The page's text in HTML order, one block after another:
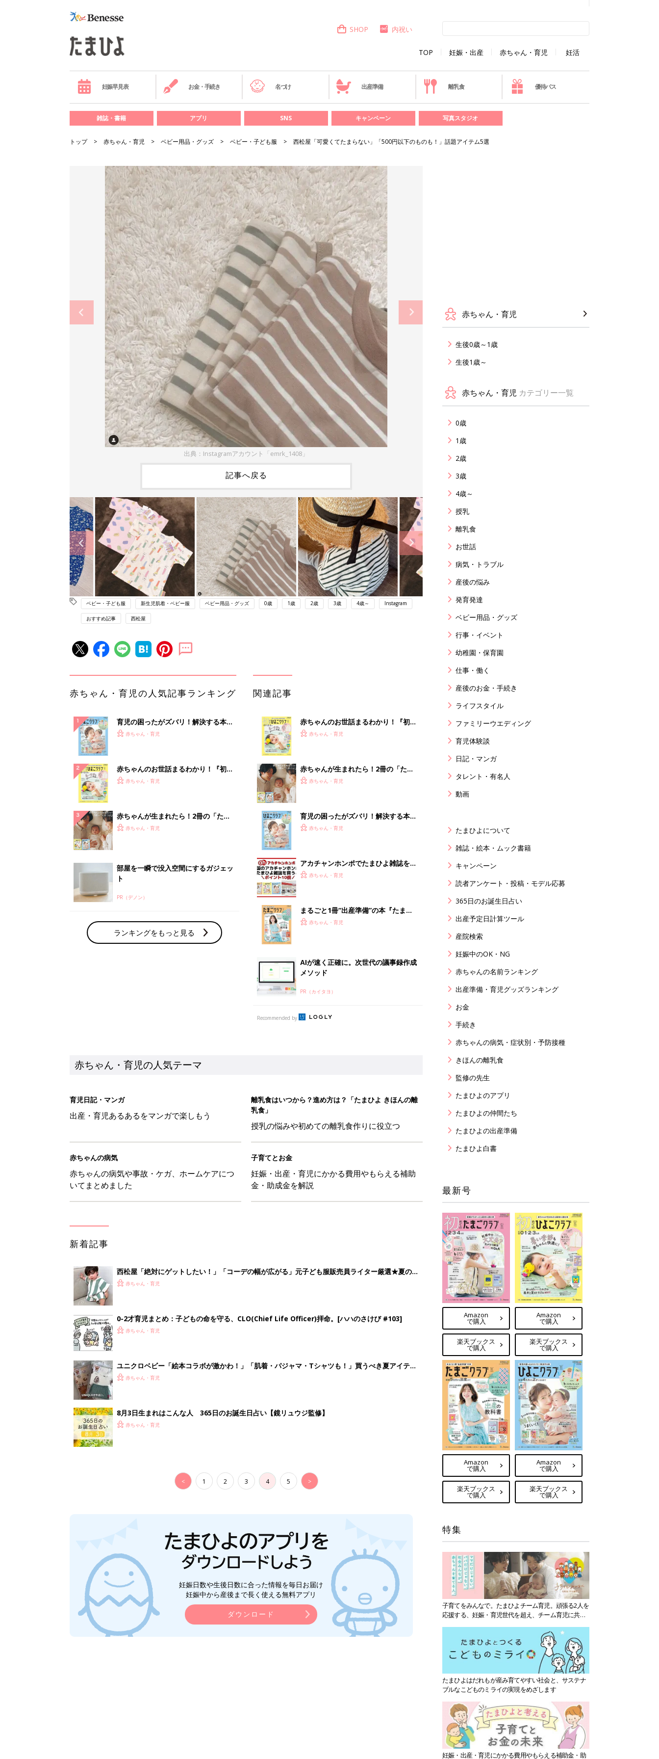
TOP 妊娠・出産 赤ちゃん・育児 妊活
SHOP 内祝い
妊娠早見表 お金・手続き 名づけ 出産準備 離乳食 優待パス
雑誌・書籍 アプリ SNS キャンペーン 写真スタジオ
トップ 赤ちゃん・育児 ベビー用品・グッズ ベビー・子ども服 西松屋「可愛くてたまらない」「500円以下のものも！」話題アイテム5選
出典：Instagramアカウント「emrk_1408」
記事へ戻る
ベビー・子ども服 新生児肌着・ベビー服 ベビー用品・グッズ 0歳 1歳 2歳 3歳 4歳～ Instagram
おすすめ記事 西松屋
赤ちゃん・育児の人気記事ランキング
育児の困ったがズバリ！解決する本
『ひよこクラブ 夏号』 4カ月～2才
赤ちゃん・育児
赤ちゃんのお世話まるわかり！『初め
てのひよこクラブ 夏号』〈巻頭大特
解決テク
赤ちゃん・育児
赤ちゃんが生まれたら！2冊の「たま
ひよ」
赤ちゃん・育児
部屋を一瞬で没入空間にするガジェッ
ト
PR（デノン）
ランキングをもっと見る
関連記事
赤ちゃんのお世話まるわかり！『初め
てのひよこクラブ 夏号』〈巻頭大特
解決テク
赤ちゃん・育児
赤ちゃんが生まれたら！2冊の「たま
ひよ」
赤ちゃん・育児
育児の困ったがズバリ！解決する本
『ひよこクラブ 夏号』 4カ月～2才
赤ちゃん・育児
アカチャンホンポでたまひよ雑誌を買
うとポイント10倍【期間限定】
赤ちゃん・育児
まるごと1冊“出産準備”の本『たまご
クラブ 夏号』〈スペシャル大特集〉
赤ちゃん・育児
AIが速く正確に。次世代の議事録作成
メソッド
PR（カイタヨ）
Recommended by
赤ちゃん・育児の人気テーマ
育児日記・マンガ
出産・育児あるあるをマンガで楽しもう
離乳食はいつから？進め方は？「たまひよ きほんの離
乳食」
授乳の悩みや初めての離乳食作りに役立つ
赤ちゃんの病気
赤ちゃんの病気や事故・ケガ、ホームケアにつ
いてまとめました
子育てとお金
妊娠・出産・育児にかかる費用やもらえる補助
金・助成金を解説
新着記事
西松屋「絶対にゲットしたい！」「コーデの幅が広がる」元子ども服販売員ライター厳選★夏のバ
ズりアイテム5選
赤ちゃん・育児
0-2才育児まとめ：子どもの命を守る、CLO(Chief Life Officer)拝命。[ハハのさけび #103]
赤ちゃん・育児
ユニクロベビー「絵本コラボが激かわ！」「肌着・パジャマ・Tシャツも！」買うべき夏アイテム
5選赤ちゃん・育児
8月3日生まれはこんな人 365日のお誕生日占い【鏡リュウジ監修】
赤ちゃん・育児
< 1 2 3 4 5 >
妊娠日数や生後日数に合った情報を毎日お届け
妊娠中から産後まで長く使える無料アプリ
ダウンロード
赤ちゃん・育児
生後0歳～1歳
生後1歳～
赤ちゃん・育児 カテゴリー一覧
0歳
1歳
2歳
3歳
4歳～
授乳
離乳食
お世話
病気・トラブル
産後の悩み
発育発達
ベビー用品・グッズ
行事・イベント
幼稚園・保育園
仕事・働く
産後のお金・手続き
ライフスタイル
ファミリーウエディング
育児体験談
日記・マンガ
タレント・有名人
動画
たまひよについて
雑誌・絵本・ムック書籍
キャンペーン
読者アンケート・投稿・モデル応募
365日のお誕生日占い
出産予定日計算ツール
産院検索
妊娠中のOK・NG
赤ちゃんの名前ランキング
出産準備・育児グッズランキング
お金
手続き
赤ちゃんの病気・症状別・予防接種
きほんの離乳食
監修の先生
たまひよのアプリ
たまひよの仲間たち
たまひよの出産準備
たまひよ白書
最新号
Amazon
で購入
楽天ブックス
で購入
Amazon
で購入
楽天ブックス
で購入
Amazon
で購入
楽天ブックス
で購入
Amazon
で購入
楽天ブックス
で購入
特集
子育てをみんなで。たまひよチーム育児。頑張る2人を
応援する、妊娠・育児世代を超え、チーム育児に共感
たまひよはだれもが産み育てやすい社会と、サステナ
ブルなこどものミライの実現をめざします
妊娠・出産・育児にかかる費用やもらえる補助金・助